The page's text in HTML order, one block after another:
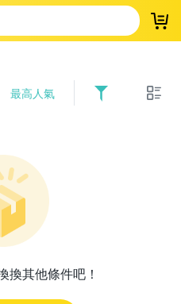
登
最高人氣
換其他條件吧！